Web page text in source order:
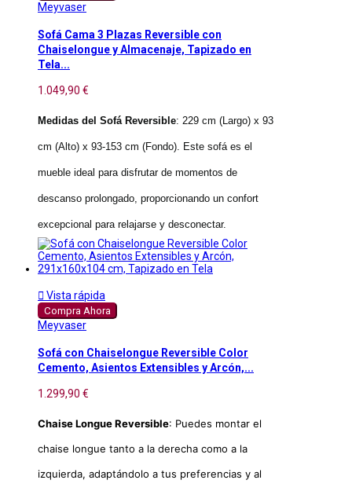
Meyvaser
Sofá Cama 3 Plazas Reversible con
Chaiselongue y Almacenaje, Tapizado en
Tela...
1.049,90 €
Medidas del Sofá Reversible: 229 cm (Largo) x 93
cm (Alto) x 93-153 cm (Fondo). Este sofá es el
mueble ideal para disfrutar de momentos de
descanso prolongado, proporcionando un confort
excepcional para relajarse y desconectar.
 Vista rápida
Compra Ahora
Meyvaser
Sofá con Chaiselongue Reversible Color
Cemento, Asientos Extensibles y Arcón,...
1.299,90 €
Chaise Longue Reversible: Puedes montar el
chaise longue tanto a la derecha como a la
izquierda, adaptándolo a tus preferencias y al